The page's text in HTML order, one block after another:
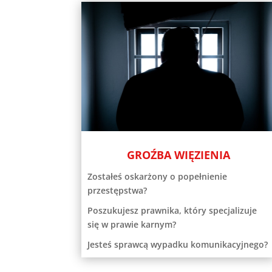
GROŹBA WIĘZIENIA
Zostałeś oskarżony o popełnienie
przestępstwa?
Poszukujesz prawnika, który specjalizuje
się w prawie karnym?
Jesteś sprawcą wypadku komunikacyjnego?